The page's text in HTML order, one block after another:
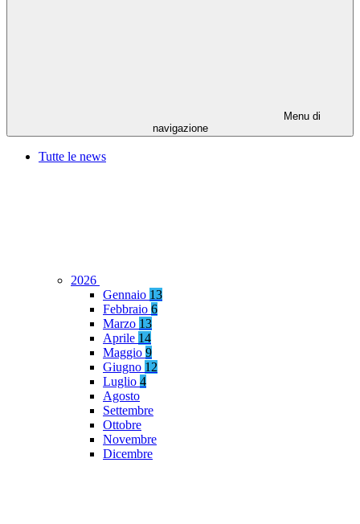
Menu di
navigazione
Tutte le news
2026
Gennaio 13
Febbraio 6
Marzo 13
Aprile 14
Maggio 9
Giugno 12
Luglio 4
Agosto
Settembre
Ottobre
Novembre
Dicembre